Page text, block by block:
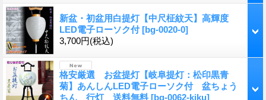
新盆・初盆用白提灯【中尺柾紋天】高輝度
LED電子ローソク付[bg-0020-0]
3,700円(税込)
格安厳選 お盆提灯【岐阜提灯：松印黒青
菊】あんしんLED電子ローソク付 盆ちょう
ちん 行灯 送料無料 [bg-0062-kiku]